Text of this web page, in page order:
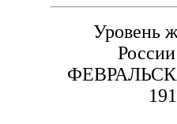
Уровень